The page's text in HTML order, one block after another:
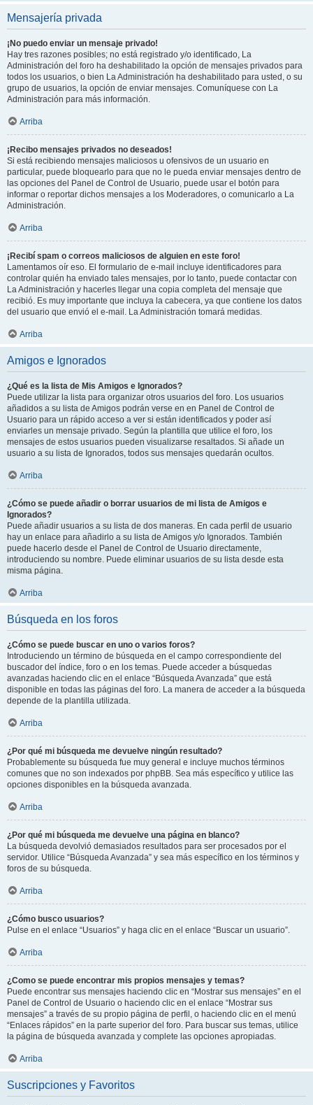
Mensajería privada
¡No puedo enviar un mensaje privado!
Hay tres razones posibles; no está registrado y/o identificado, La
Administración del foro ha deshabilitado la opción de mensajes privados para
todos los usuarios, o bien La Administración ha deshabilitado para usted, o su
grupo de usuarios, la opción de enviar mensajes. Comuníquese con La
Administración para más información.
Arriba
¡Recibo mensajes privados no deseados!
Si está recibiendo mensajes maliciosos u ofensivos de un usuario en
particular, puede bloquearlo para que no le pueda enviar mensajes dentro de
las opciones del Panel de Control de Usuario, puede usar el botón para
informar o reportar dichos mensajes a los Moderadores, o comunicarlo a La
Administración.
Arriba
¡Recibí spam o correos maliciosos de alguien en este foro!
Lamentamos oír eso. El formulario de e-mail incluye identificadores para
controlar quién ha enviado tales mensajes, por lo tanto, puede contactar con
La Administración y hacerles llegar una copia completa del mensaje que
recibió. Es muy importante que incluya la cabecera, ya que contiene los datos
del usuario que envió el e-mail. La Administración tomará medidas.
Arriba
Amigos e Ignorados
¿Qué es la lista de Mis Amigos e Ignorados?
Puede utilizar la lista para organizar otros usuarios del foro. Los usuarios
añadidos a su lista de Amigos podrán verse en en Panel de Control de
Usuario para un rápido acceso a ver si están identificados y poder así
enviarles un mensaje privado. Según la plantilla que utilice el foro, los
mensajes de estos usuarios pueden visualizarse resaltados. Si añade un
usuario a su lista de Ignorados, todos sus mensajes quedarán ocultos.
Arriba
¿Cómo se puede añadir o borrar usuarios de mi lista de Amigos e
Ignorados?
Puede añadir usuarios a su lista de dos maneras. En cada perfil de usuario
hay un enlace para añadirlo a su lista de Amigos y/o Ignorados. También
puede hacerlo desde el Panel de Control de Usuario directamente,
introduciendo su nombre. Puede eliminar usuarios de su lista desde esta
misma página.
Arriba
Búsqueda en los foros
¿Cómo se puede buscar en uno o varios foros?
Introduciendo un término de búsqueda en el campo correspondiente del
buscador del índice, foro o en los temas. Puede acceder a búsquedas
avanzadas haciendo clic en el enlace “Búsqueda Avanzada” que está
disponible en todas las páginas del foro. La manera de acceder a la búsqueda
depende de la plantilla utilizada.
Arriba
¿Por qué mi búsqueda me devuelve ningún resultado?
Probablemente su búsqueda fue muy general e incluye muchos términos
comunes que no son indexados por phpBB. Sea más específico y utilice las
opciones disponibles en la búsqueda avanzada.
Arriba
¿Por qué mi búsqueda me devuelve una página en blanco?
La búsqueda devolvió demasiados resultados para ser procesados por el
servidor. Utilice “Búsqueda Avanzada” y sea más específico en los términos y
foros de su búsqueda.
Arriba
¿Cómo busco usuarios?
Pulse en el enlace “Usuarios” y haga clic en el enlace “Buscar un usuario”.
Arriba
¿Como se puede encontrar mis propios mensajes y temas?
Puede encontrar sus mensajes haciendo clic en “Mostrar sus mensajes” en el
Panel de Control de Usuario o haciendo clic en el enlace “Mostrar sus
mensajes” a través de su propio página de perfil, o haciendo clic en el menú
“Enlaces rápidos” en la parte superior del foro. Para buscar sus temas, utilice
la página de búsqueda avanzada y complete las opciones apropiadas.
Arriba
Suscripciones y Favoritos